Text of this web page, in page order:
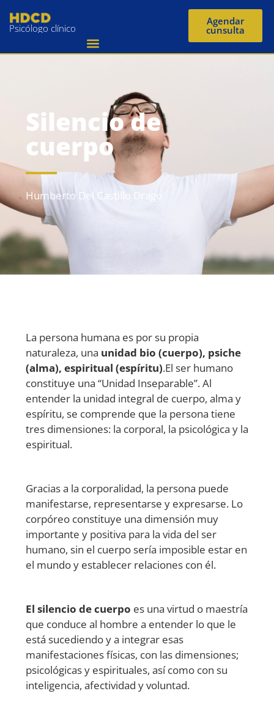
Psicólogo clínico
Agendar
cunsulta
Silencio de
cuerpo
Humberto Del Castillo Drago
La persona humana es por su propia
naturaleza, una unidad bio (cuerpo), psiche
(alma), espiritual (espíritu).El ser humano
constituye una “Unidad Inseparable”. Al
entender la unidad integral de cuerpo, alma y
espíritu, se comprende que la persona tiene
tres dimensiones: la corporal, la psicológica y la
espiritual.
Gracias a la corporalidad, la persona puede
manifestarse, representarse y expresarse. Lo
corpóreo constituye una dimensión muy
importante y positiva para la vida del ser
humano, sin el cuerpo sería imposible estar en
el mundo y establecer relaciones con él.
El silencio de cuerpo es una virtud o maestría
que conduce al hombre a entender lo que le
está sucediendo y a integrar esas
manifestaciones físicas, con las dimensiones;
psicológicas y espirituales, así como con su
inteligencia, afectividad y voluntad.